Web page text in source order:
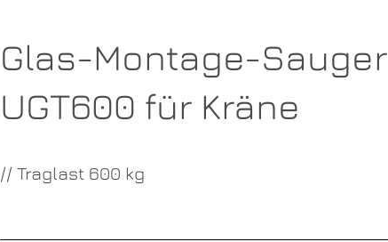
Glas-Montage-Sauger
UGT600 für Kräne
// Traglast 600 kg